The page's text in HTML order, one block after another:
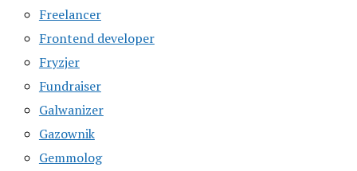
Freelancer
Frontend developer
Fryzjer
Fundraiser
Galwanizer
Gazownik
Gemmolog